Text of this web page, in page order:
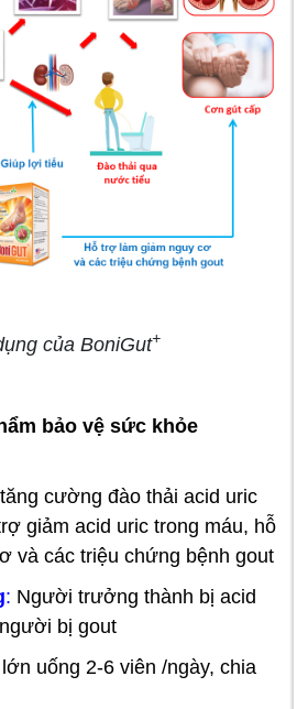
của BoniGut+
bảo vệ sức khỏe
cường đào thải acid uric
giảm acid uric trong máu, hỗ
và các triệu chứng bệnh gout
: Người trưởng thành bị acid
bị gout
uống 2-6 viên /ngày, chia